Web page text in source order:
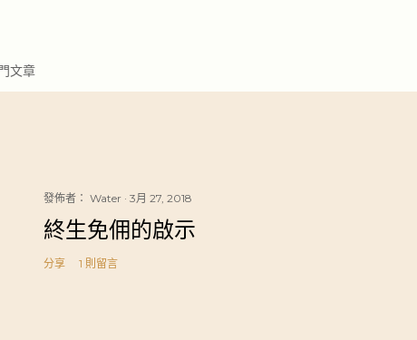
文章
發佈者： Water 3月 27, 2018
終生免佣的啟示
分享 1 則留言